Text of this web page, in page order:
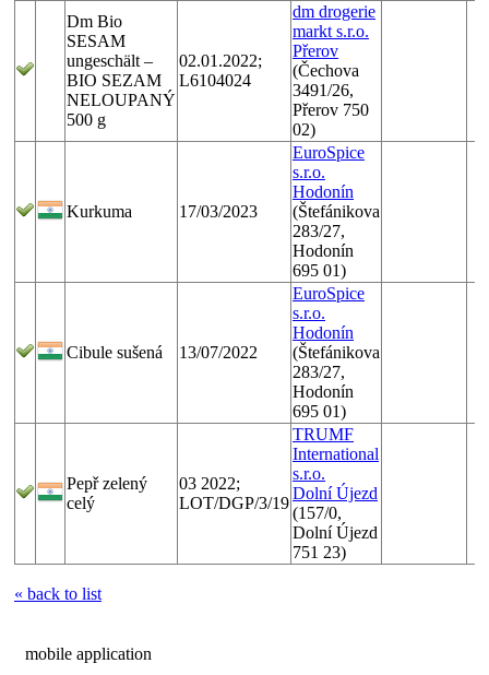
Dm Bio
SESAM
ungeschält –
BIO SEZAM
NELOUPANÝ
500 g
02.01.2022;
L6104024
dm drogerie
markt s.r.o.
Přerov
(Čechova
3491/26,
Přerov 750
02)
Kurkuma 17/03/2023
EuroSpice
s.r.o.
Hodonín
(Štefánikova
283/27,
Hodonín
695 01)
Cibule sušená 13/07/2022
EuroSpice
s.r.o.
Hodonín
(Štefánikova
283/27,
Hodonín
695 01)
Pepř zelený
celý
03 2022;
LOT/DGP/3/19
TRUMF
International
s.r.o.
Dolní Újezd
(157/0,
Dolní Újezd
751 23)
« back to list
mobile application